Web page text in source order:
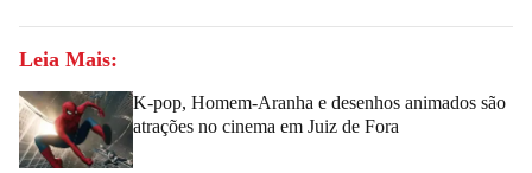
Leia Mais:
K-pop, Homem-Aranha e desenhos animados são
atrações no cinema em Juiz de Fora